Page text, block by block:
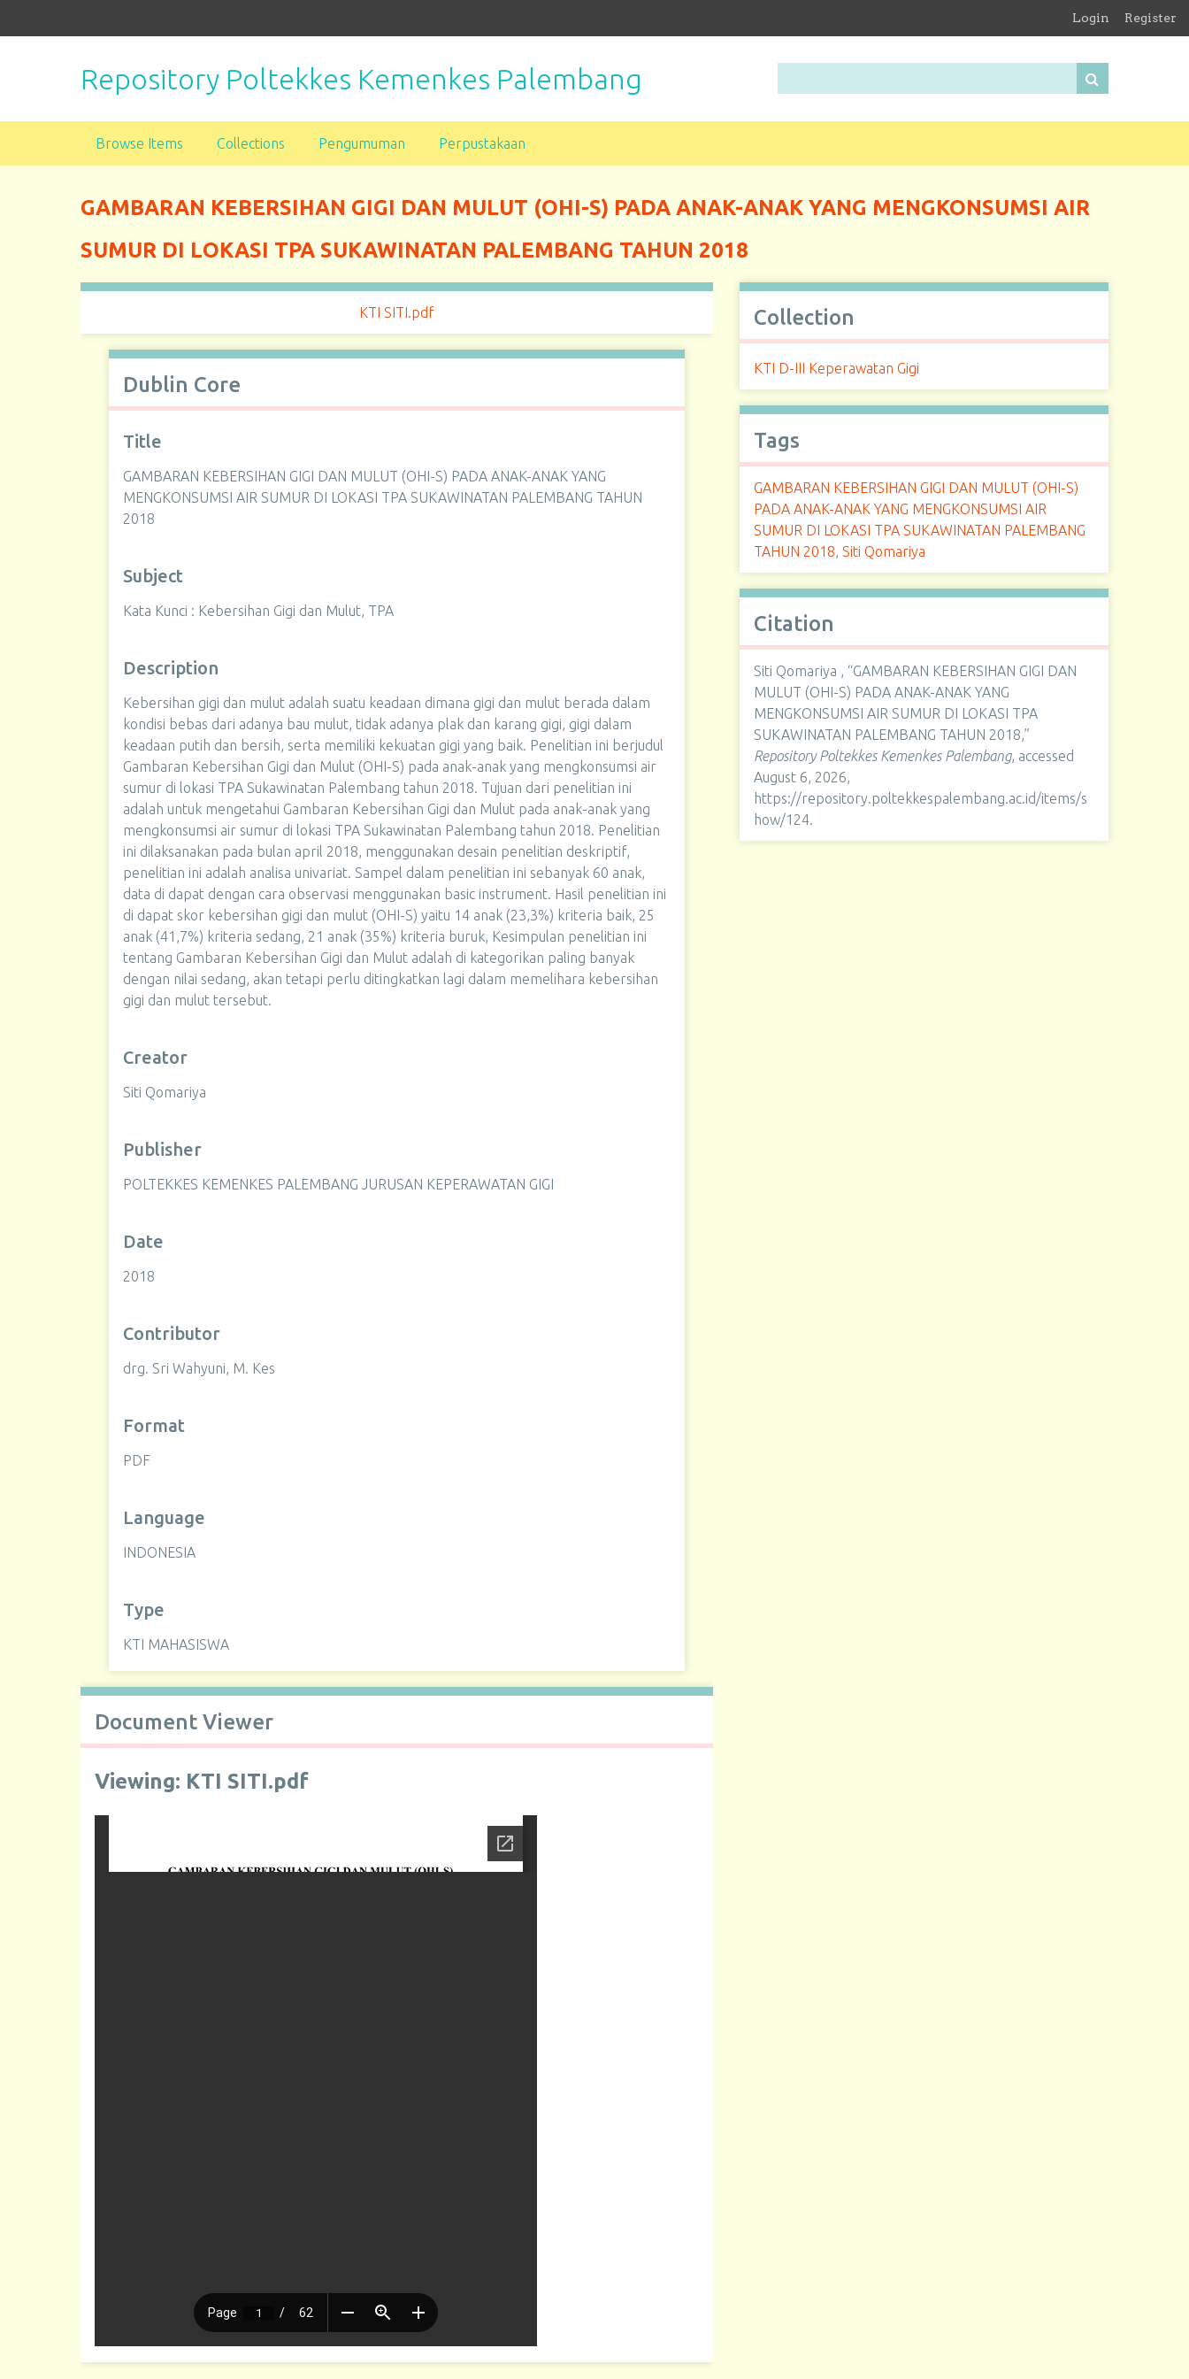
Login Register
Repository Poltekkes Kemenkes Palembang
Browse Items Collections Pengumuman Perpustakaan
GAMBARAN KEBERSIHAN GIGI DAN MULUT (OHI-S) PADA ANAK-ANAK YANG MENGKONSUMSI AIR
SUMUR DI LOKASI TPA SUKAWINATAN PALEMBANG TAHUN 2018
KTI SITI.pdf
Dublin Core
Title
GAMBARAN KEBERSIHAN GIGI DAN MULUT (OHI-S) PADA ANAK-ANAK YANG
MENGKONSUMSI AIR SUMUR DI LOKASI TPA SUKAWINATAN PALEMBANG TAHUN
2018
Subject
Kata Kunci : Kebersihan Gigi dan Mulut, TPA
Description
Kebersihan gigi dan mulut adalah suatu keadaan dimana gigi dan mulut berada dalam
kondisi bebas dari adanya bau mulut, tidak adanya plak dan karang gigi, gigi dalam
keadaan putih dan bersih, serta memiliki kekuatan gigi yang baik. Penelitian ini berjudul
Gambaran Kebersihan Gigi dan Mulut (OHI-S) pada anak-anak yang mengkonsumsi air
sumur di lokasi TPA Sukawinatan Palembang tahun 2018. Tujuan dari penelitian ini
adalah untuk mengetahui Gambaran Kebersihan Gigi dan Mulut pada anak-anak yang
mengkonsumsi air sumur di lokasi TPA Sukawinatan Palembang tahun 2018. Penelitian
ini dilaksanakan pada bulan april 2018, menggunakan desain penelitian deskriptif,
penelitian ini adalah analisa univariat. Sampel dalam penelitian ini sebanyak 60 anak,
data di dapat dengan cara observasi menggunakan basic instrument. Hasil penelitian ini
di dapat skor kebersihan gigi dan mulut (OHI-S) yaitu 14 anak (23,3%) kriteria baik, 25
anak (41,7%) kriteria sedang, 21 anak (35%) kriteria buruk, Kesimpulan penelitian ini
tentang Gambaran Kebersihan Gigi dan Mulut adalah di kategorikan paling banyak
dengan nilai sedang, akan tetapi perlu ditingkatkan lagi dalam memelihara kebersihan
gigi dan mulut tersebut.
Creator
Siti Qomariya
Publisher
POLTEKKES KEMENKES PALEMBANG JURUSAN KEPERAWATAN GIGI
Date
2018
Contributor
drg. Sri Wahyuni, M. Kes
Format
PDF
Language
INDONESIA
Type
KTI MAHASISWA
Document Viewer
Viewing: KTI SITI.pdf
Collection
KTI D-III Keperawatan Gigi
Tags
GAMBARAN KEBERSIHAN GIGI DAN MULUT (OHI-S)
PADA ANAK-ANAK YANG MENGKONSUMSI AIR
SUMUR DI LOKASI TPA SUKAWINATAN PALEMBANG
TAHUN 2018, Siti Qomariya
Citation
Siti Qomariya , “GAMBARAN KEBERSIHAN GIGI DAN
MULUT (OHI-S) PADA ANAK-ANAK YANG
MENGKONSUMSI AIR SUMUR DI LOKASI TPA
SUKAWINATAN PALEMBANG TAHUN 2018,”
Repository Poltekkes Kemenkes Palembang, accessed
August 6, 2026,
https://repository.poltekkespalembang.ac.id/items/s
how/124.